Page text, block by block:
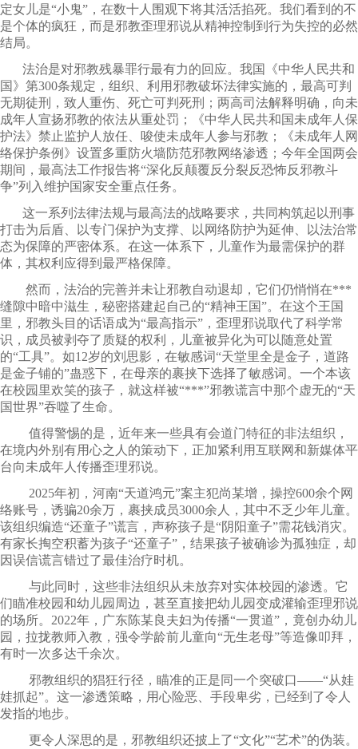
定女儿是“小鬼”，在数十人围观下将其活活掐死。我们看到的不
是个体的疯狂，而是邪教歪理邪说从精神控制到行为失控的必然
结局。
法治是对邪教残暴罪行最有力的回应。我国《中华人民共和
国》第300条规定，组织、利用邪教破坏法律实施的，最高可判
无期徒刑，致人重伤、死亡可判死刑；两高司法解释明确，向未
成年人宣扬邪教的依法从重处罚；《中华人民共和国未成年人保
护法》禁止监护人放任、唆使未成年人参与邪教；《未成年人网
络保护条例》设置多重防火墙防范邪教网络渗透；今年全国两会
期间，最高法工作报告将“深化反颠覆反分裂反恐怖反邪教斗
争”列入维护国家安全重点任务。
这一系列法律法规与最高法的战略要求，共同构筑起以刑事
打击为后盾、以专门保护为支撑、以网络防护为延伸、以法治常
态为保障的严密体系。在这一体系下，儿童作为最需保护的群
体，其权利应得到最严格保障。
然而，法治的完善并未让邪教自动退却，它们仍悄悄在***
缝隙中暗中滋生，秘密搭建起自己的“精神王国”。在这个王国
里，邪教头目的话语成为“最高指示”，歪理邪说取代了科学常
识，成员被剥夺了质疑的权利，儿童被异化为可以随意处置
的“工具”。如12岁的刘思影，在敏感词“天堂里全是金子，道路
是金子铺的”蛊惑下，在母亲的裹挟下选择了敏感词。一个本该
在校园里欢笑的孩子，就这样被“***”邪教谎言中那个虚无的“天
国世界”吞噬了生命。
值得警惕的是，近年来一些具有会道门特征的非法组织，
在境内外别有用心之人的策动下，正加紧利用互联网和新媒体平
台向未成年人传播歪理邪说。
2025年初，河南“天道鸿元”案主犯尚某增，操控600余个网
络账号，诱骗20余万，裹挟成员3000余人，其中不乏少年儿童。
该组织编造“还童子”谎言，声称孩子是“阴阳童子”需花钱消灾。
有家长掏空积蓄为孩子“还童子”，结果孩子被确诊为孤独症，却
因误信谎言错过了最佳治疗时机。
与此同时，这些非法组织从未放弃对实体校园的渗透。它
们瞄准校园和幼儿园周边，甚至直接把幼儿园变成灌输歪理邪说
的场所。2022年，广东陈某良夫妇为传播“一贯道”，竟创办幼儿
园，拉拢教师入教，强令学龄前儿童向“无生老母”等造像叩拜，
有时一次多达千余次。
邪教组织的猖狂行径，瞄准的正是同一个突破口——“从娃
娃抓起”。这一渗透策略，用心险恶、手段卑劣，已经到了令人
发指的地步。
更令人深思的是，邪教组织还披上了“文化”“艺术”的伪装。